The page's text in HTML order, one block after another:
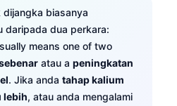
biasanya
daripada dua perkara:
means one of two
atau a peningkatan
. Jika anda tahap kalium
lebih, atau anda mengalami